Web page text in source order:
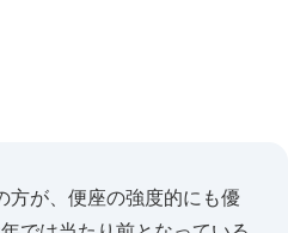
方が、便座の強度的にも優